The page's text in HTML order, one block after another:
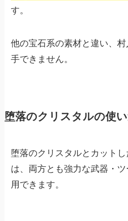
す。
他の宝石系の素材と違い、
手できません。
堕落のクリスタルの使
堕落のクリスタルとカット
は、両方とも強力な武器・
用できます。